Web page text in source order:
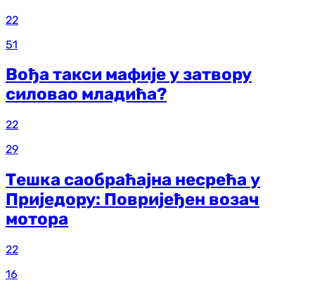
22
51
Вођа такси мафије у затвору
силовао младића?
22
29
Тешка саобраћајна несрећа у
Приједору: Повријеђен возач
мотора
22
16